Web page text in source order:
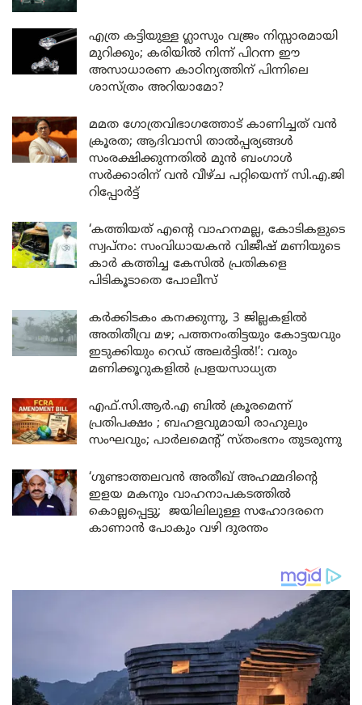
എത്ര കട്ടിയുള്ള ഗ്ലാസും വജ്രം നിസ്സാരമായി
മുറിക്കും; കരിയിൽ നിന്ന് പിറന്ന ഈ
അസാധാരണ കാഠിന്യത്തിന് പിന്നിലെ
ശാസ്ത്രം അറിയാമോ?
മമത ഗോത്രവിഭാഗത്തോട് കാണിച്ചത് വൻ
ക്രൂരത; ആദിവാസി താൽപ്പര്യങ്ങൾ
സംരക്ഷിക്കുന്നതിൽ മുൻ ബംഗാൾ
സർക്കാരിന് വൻ വീഴ്ച പറ്റിയെന്ന് സി.എ.ജി
റിപ്പോർട്ട്
‘കത്തിയത് എന്റെ വാഹനമല്ല, കോടികളുടെ
സ്വപ്നം: സംവിധായകൻ വിജീഷ് മണിയുടെ
കാർ കത്തിച്ച കേസിൽ പ്രതികളെ
പിടികൂടാതെ പോലീസ്
കർക്കിടകം കനക്കുന്നു, 3 ജില്ലകളിൽ
അതിതീവ്ര മഴ; പത്തനംതിട്ടയും കോട്ടയവും
ഇടുക്കിയും റെഡ് അലർട്ടിൽ!’: വരും
മണിക്കൂറുകളിൽ പ്രളയസാധ്യത
എഫ്.സി.ആർ.എ ബിൽ ക്രൂരമെന്ന്
പ്രതിപക്ഷം ; ബഹളവുമായി രാഹുലും
സംഘവും; പാർലമെന്റ് സ്തംഭനം തുടരുന്നു
‘ഗുണ്ടാത്തലവൻ അതീഖ് അഹമ്മദിന്റെ
ഇളയ മകനും വാഹനാപകടത്തിൽ
കൊല്ലപ്പെട്ടു; ജയിലിലുള്ള സഹോദരനെ
കാണാൻ പോകും വഴി ദുരന്തം